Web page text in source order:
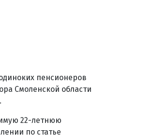
пенсионеров
Смоленской области
22-летнюю
по статье